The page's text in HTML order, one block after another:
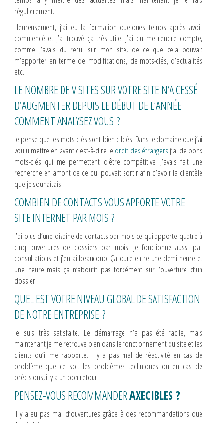
régulièrement.
Heureusement, j’ai eu la formation quelques temps après avoir
commencé et j’ai trouvé ça très utile. J’ai pu me rendre compte,
comme j’avais du recul sur mon site, de ce que cela pouvait
m’apporter en terme de modifications, de mots-clés, d’actualités
etc.
LE NOMBRE DE VISITES SUR VOTRE SITE N’A CESSÉ
D’AUGMENTER DEPUIS LE DÉBUT DE L’ANNÉE
COMMENT ANALYSEZ VOUS ?
Je pense que les mots-clés sont bien ciblés. Dans le domaine que j’ai
voulu mettre en avant c'est-à-dire le droit des étrangers j’ai de bons
mots-clés qui me permettent d’être compétitive. J’avais fait une
recherche en amont de ce qui pouvait sortir afin d’avoir la clientèle
que je souhaitais.
COMBIEN DE CONTACTS VOUS APPORTE VOTRE
SITE INTERNET PAR MOIS ?
J’ai plus d’une dizaine de contacts par mois ce qui apporte quatre à
cinq ouvertures de dossiers par mois. Je fonctionne aussi par
consultations et j’en ai beaucoup. Ça dure entre une demi heure et
une heure mais ça n’aboutit pas forcément sur l’ouverture d’un
dossier.
QUEL EST VOTRE NIVEAU GLOBAL DE SATISFACTION
DE NOTRE ENTREPRISE ?
Je suis très satisfaite. Le démarrage n’a pas été facile, mais
maintenant je me retrouve bien dans le fonctionnement du site et les
clients qu’il me rapporte. Il y a pas mal de réactivité en cas de
problème que ce soit les problèmes techniques ou en cas de
précisions, il y a un bon retour.
PENSEZ-VOUS RECOMMANDERAXECIBLES ?
Il y a eu pas mal d’ouvertures grâce à des recommandations que